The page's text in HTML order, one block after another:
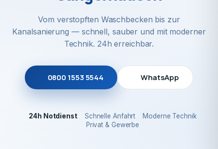
Vom verstopften Waschbecken bis zur
Kanalsanierung — schnell, sauber und mit moderner
Technik. 24h erreichbar.
0800 1553 5544 WhatsApp
24h Notdienst Schnelle Anfahrt
Moderne Technik
Privat & Gewerbe